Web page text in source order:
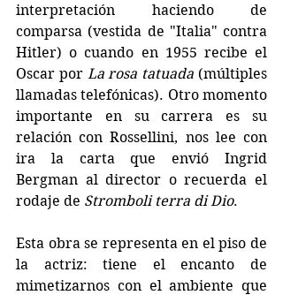
interpretación haciendo de
comparsa (vestida de "Italia" contra
Hitler) o cuando en 1955 recibe el
Oscar por La rosa tatuada (múltiples
llamadas telefónicas). Otro momento
importante en su carrera es su
relación con Rossellini, nos lee con
ira la carta que envió Ingrid
Bergman al director o recuerda el
rodaje de Stromboli terra di Dio.
Esta obra se representa en el piso de
la actriz: tiene el encanto de
mimetizarnos con el ambiente que